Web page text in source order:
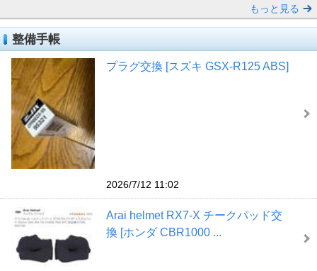
もっと見る
整備手帳
プラグ交換 [スズキ GSX-R125 ABS]
2026/7/12 11:02
Arai helmet RX7-X チークパッド交
換 [ホンダ CBR1000 ...